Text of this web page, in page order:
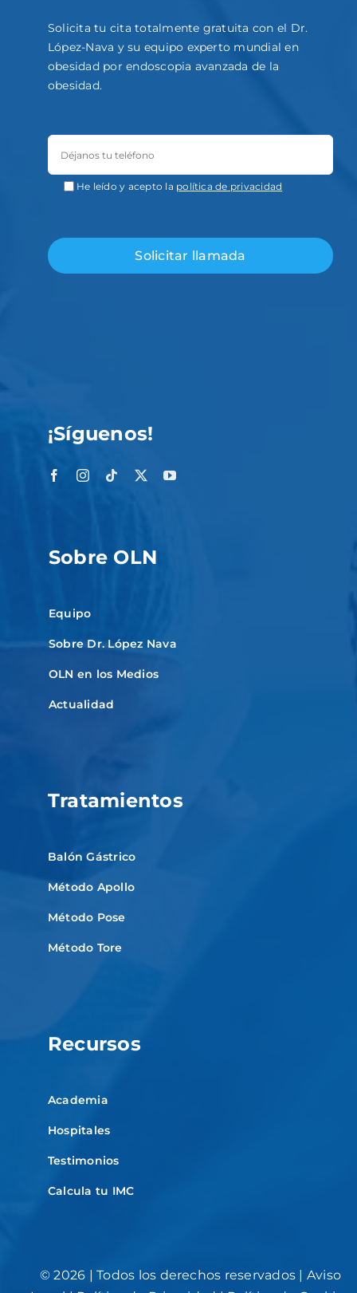
Solicita tu cita totalmente gratuita con el Dr.
López-Nava y su equipo experto mundial en
obesidad por endoscopia avanzada de la
obesidad.
He leído y acepto la política de privacidad
¡Síguenos!
Sobre OLN
Equipo
Sobre Dr. López Nava
OLN en los Medios
Actualidad
Tratamientos
Balón Gástrico
Método Apollo
Método Pose
Método Tore
Recursos
Academia
Hospitales
Testimonios
Calcula tu IMC
©2026 | Todos los derechos reservados | Aviso